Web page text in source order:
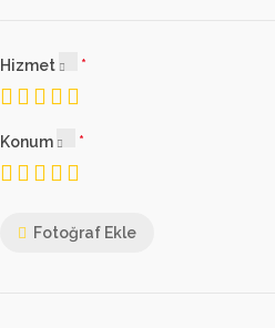
Hizmet
Konum
Fotoğraf Ekle